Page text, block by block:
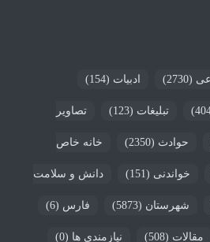
(2730) ادبیات (154)
تبلیغات (123) تصاویر
حوادث (2350) خانه خاص
خواندنی (151) دانش و سلامت
شهرستان (5873) فارس (6)
مقالات (508) نیازمندی ها (0)